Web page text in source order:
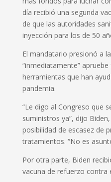
día recibió una segunda
de que las autoridades
inyección para los de 50
El mandatario presionó a
“inmediatamente”
herramientas que han
pandemia.
“Le digo al Congreso que
suministros ya”, dijo
posibilidad de escasez de
tratamientos. “No es
Por otra parte, Biden
vacuna de refuerzo contra